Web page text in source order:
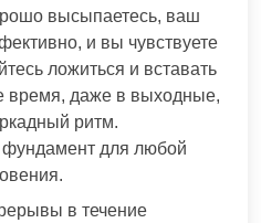
высыпаетесь, ваш
и вы чувствуете
ложиться и вставать
время, даже в выходные,
ритм.
фундамент для любой
в течение